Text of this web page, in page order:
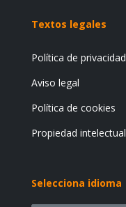
Textos legales
Política de privacidad
Aviso legal
Política de cookies
Propiedad intelectual
Selecciona idioma